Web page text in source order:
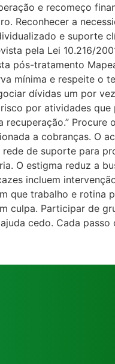
e recomeço
Reconhecer a
e suporte
pela Lei 10.216/
pós-tratamento
mínima e respeite o
dívidas um por
por atividades que
Procure
a cobranças. O
de suporte para
O estigma reduz a
incluem
que trabalho e rotina
culpa. Participar de
cedo. Cada